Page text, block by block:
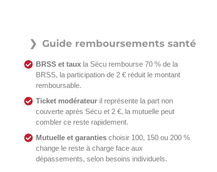
Guide remboursements santé
BRSS et taux la Sécu rembourse 70 % de la
BRSS, la participation de 2 € réduit le montant
remboursable.
Ticket modérateur il représente la part non
couverte après Sécu et 2 €, la mutuelle peut
combler ce reste rapidement.
Mutuelle et garanties choisir 100, 150 ou 200 %
change le reste à charge face aux
dépassements, selon besoins individuels.